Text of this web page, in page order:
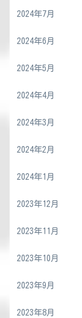
2024年7月
2024年6月
2024年5月
2024年4月
2024年3月
2024年2月
2024年1月
2023年12月
2023年11月
2023年10月
2023年9月
2023年8月